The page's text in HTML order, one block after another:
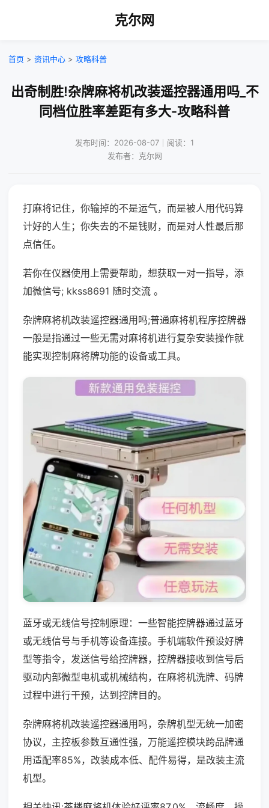
克尔网
首页 > 资讯中心 > 攻略科普
出奇制胜!杂牌麻将机改装遥控器通用吗_不
同档位胜率差距有多大-攻略科普
发布时间：2026-08-07｜阅读：1
发布者：克尔网
打麻将记住，你输掉的不是运气，而是被人用代码算
计好的人生；你失去的不是钱财，而是对人性最后那
点信任。
若你在仪器使用上需要帮助，想获取一对一指导，添
加微信号; kkss8691 随时交流 。
杂牌麻将机改装遥控器通用吗;普通麻将机程序控牌器
一般是指通过一些无需对麻将机进行复杂安装操作就
能实现控制麻将牌功能的设备或工具。
蓝牙或无线信号控制原理：一些智能控牌器通过蓝牙
或无线信号与手机等设备连接。手机端软件预设好牌
型等指令，发送信号给控牌器，控牌器接收到信号后
驱动内部微型电机或机械结构，在麻将机洗牌、码牌
过程中进行干预，达到控牌目的。
杂牌麻将机改装遥控器通用吗，杂牌机型无统一加密
协议，主控板参数互通性强，万能遥控模块跨品牌通
用适配率85%，改装成本低、配件易得，是改装主流
机型。